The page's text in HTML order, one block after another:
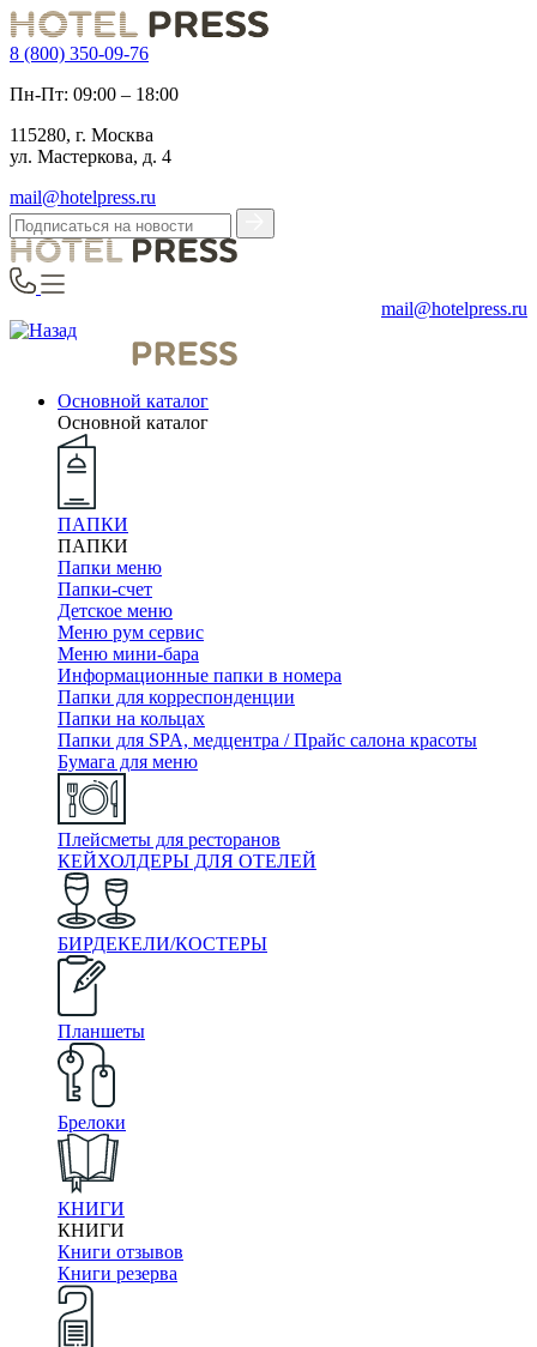
8 (800) 350-09-76
Пн-Пт: 09:00 – 18:00
115280, г. Москва
ул. Мастеркова, д. 4
mail@hotelpress.ru
mail@hotelpress.ru
Основной каталог
Основной каталог
ПАПКИ
ПАПКИ
Папки меню
Папки-счет
Детское меню
Меню рум сервис
Меню мини-бара
Информационные папки в номера
Папки для корреспонденции
Папки на кольцах
Папки для SPA, медцентра / Прайс салона красоты
Бумага для меню
Плейсметы для ресторанов
КЕЙХОЛДЕРЫ ДЛЯ ОТЕЛЕЙ
БИРДЕКЕЛИ/КОСТЕРЫ
Планшеты
Брелоки
КНИГИ
КНИГИ
Книги отзывов
Книги резерва